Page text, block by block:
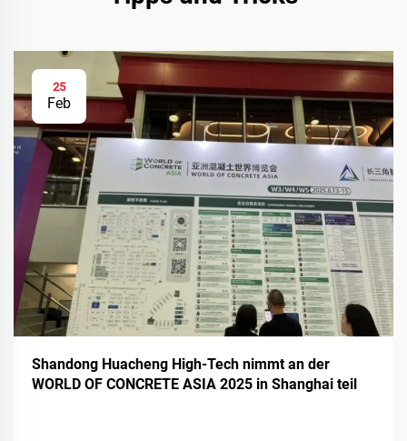
25
Feb
Shandong Huacheng High-Tech nimmt an der
WORLD OF CONCRETE ASIA 2025 in Shanghai teil